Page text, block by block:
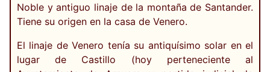
Noble y antiguo linaje de la montaña de Santander.
Tiene su origen en la casa de Venero.
El linaje de Venero tenía su antiquísimo solar en el
lugar de Castillo (hoy perteneciente al